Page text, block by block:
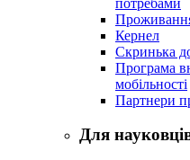
Кернел
Скринька
Програма
мобільності
Партнери
Для